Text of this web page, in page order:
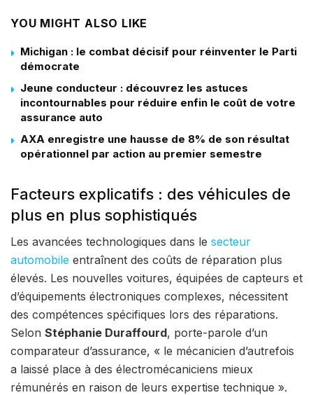
YOU MIGHT ALSO LIKE
Michigan : le combat décisif pour réinventer le Parti
démocrate
Jeune conducteur : découvrez les astuces
incontournables pour réduire enfin le coût de votre
assurance auto
AXA enregistre une hausse de 8% de son résultat
opérationnel par action au premier semestre
Facteurs explicatifs : des véhicules de
plus en plus sophistiqués
Les avancées technologiques dans le secteur
automobile entraînent des coûts de réparation plus
élevés. Les nouvelles voitures, équipées de capteurs et
d’équipements électroniques complexes, nécessitent
des compétences spécifiques lors des réparations.
Selon Stéphanie Duraffourd, porte-parole d’un
comparateur d’assurance, « le mécanicien d’autrefois
a laissé place à des électromécaniciens mieux
rémunérés en raison de leurs expertise technique ».